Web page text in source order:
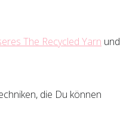
The Recycled Yarn und
die Du können